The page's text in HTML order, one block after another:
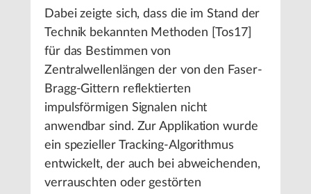
Dabei zeigte sich, dass die im Stand der
Technik bekannten Methoden [Tos17]
für das Bestimmen von
Zentralwellenlängen der von den Faser-
Bragg-Gittern reflektierten
impulsförmigen Signalen nicht
anwendbar sind. Zur Applikation wurde
ein spezieller Tracking-Algorithmus
entwickelt, der auch bei abweichenden,
verrauschten oder gestörten